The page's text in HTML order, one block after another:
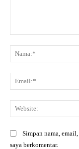
Simpan nama,
saya berkomentar.